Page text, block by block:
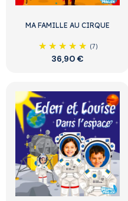
MA FAMILLE AU CIRQUE
(7)
36,90 €